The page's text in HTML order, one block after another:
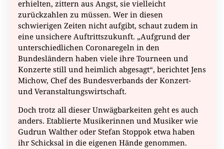
erhielten, zittern aus Angst, sie vielleicht
zurückzahlen zu müssen. Wer in diesen
schwierigen Zeiten nicht aufgibt, schaut zudem in
eine unsichere Auftrittszukunft. „Aufgrund der
unterschiedlichen Coronaregeln in den
Bundesländern haben viele ihre Tourneen und
Konzerte still und heimlich abgesagt“, berichtet Jens
Michow, Chef des Bundesverbands der Konzert-
und Veranstaltungswirtschaft.
Doch trotz all dieser Unwägbarkeiten geht es auch
anders. Etablierte Musikerinnen und Musiker wie
Gudrun Walther oder Stefan Stoppok etwa haben
ihr Schicksal in die eigenen Hände genommen.